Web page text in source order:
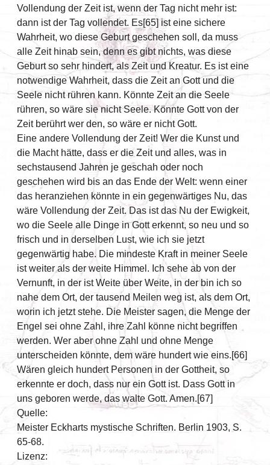
Vollendung der Zeit ist, wenn der Tag nicht mehr ist:
dann ist der Tag vollendet. Es[65] ist eine sichere
Wahrheit, wo diese Geburt geschehen soll, da muss
alle Zeit hinab sein, denn es gibt nichts, was diese
Geburt so sehr hindert, als Zeit und Kreatur. Es ist eine
notwendige Wahrheit, dass die Zeit an Gott und die
Seele nicht rühren kann. Könnte Zeit an die Seele
rühren, so wäre sie nicht Seele. Könnte Gott von der
Zeit berührt wer den, so wäre er nicht Gott.
Eine andere Vollendung der Zeit! Wer die Kunst und
die Macht hätte, dass er die Zeit und alles, was in
sechstausend Jahren je geschah oder noch
geschehen wird bis an das Ende der Welt: wenn einer
das heranziehen könnte in ein gegenwärtiges Nu, das
wäre Vollendung der Zeit. Das ist das Nu der Ewigkeit,
wo die Seele alle Dinge in Gott erkennt, so neu und so
frisch und in derselben Lust, wie ich sie jetzt
gegenwärtig habe. Die mindeste Kraft in meiner Seele
ist weiter als der weite Himmel. Ich sehe ab von der
Vernunft, in der ist Weite über Weite, in der bin ich so
nahe dem Ort, der tausend Meilen weg ist, als dem Ort,
worin ich jetzt stehe. Die Meister sagen, die Menge der
Engel sei ohne Zahl, ihre Zahl könne nicht begriffen
werden. Wer aber ohne Zahl und ohne Menge
unterscheiden könnte, dem wäre hundert wie eins.[66]
Wären gleich hundert Personen in der Gottheit, so
erkennte er doch, dass nur ein Gott ist. Dass Gott in
uns geboren werde, das walte Gott. Amen.[67]
Quelle:
Meister Eckharts mystische Schriften. Berlin 1903, S.
65-68.
Lizenz: